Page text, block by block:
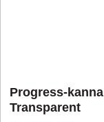
Progress-
Transparent